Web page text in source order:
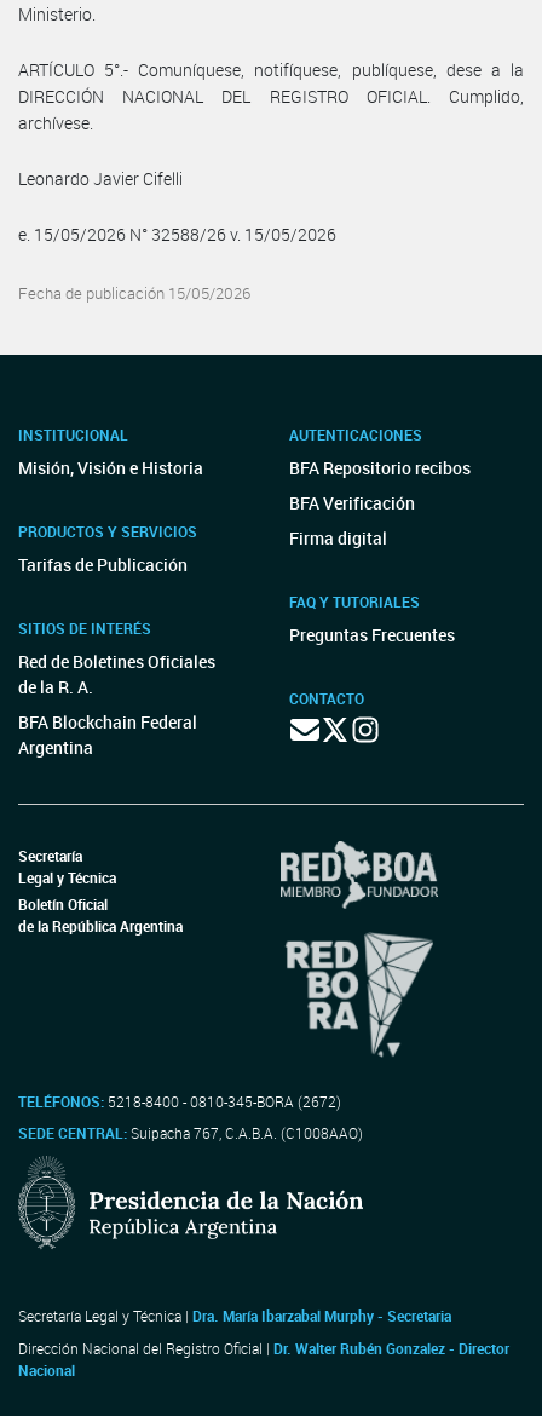
Ministerio.
ARTÍCULO 5°.- Comuníquese, notifíquese, publíquese, dese a la
DIRECCIÓN NACIONAL DEL REGISTRO OFICIAL. Cumplido,
archívese.
Leonardo Javier Cifelli
e. 15/05/2026 N° 32588/26 v. 15/05/2026
Fecha de publicación 15/05/2026
INSTITUCIONAL
Misión, Visión e Historia
PRODUCTOS Y SERVICIOS
Tarifas de Publicación
SITIOS DE INTERÉS
Red de Boletines Oficiales
de la R. A.
BFA Blockchain Federal
Argentina
AUTENTICACIONES
BFA Repositorio recibos
BFA Verificación
Firma digital
FAQ Y TUTORIALES
Preguntas Frecuentes
CONTACTO
Secretaría
Legal y Técnica
Boletín Oficial
de la República Argentina
TELÉFONOS: 5218-8400 - 0810-345-BORA (2672)
SEDE CENTRAL:Suipacha 767, C.A.B.A. (C1008AAO)
Secretaría Legal y Técnica | Dra. María Ibarzabal Murphy - Secretaria
Dirección Nacional del Registro Oficial | Dr. Walter Rubén Gonzalez - Director
Nacional